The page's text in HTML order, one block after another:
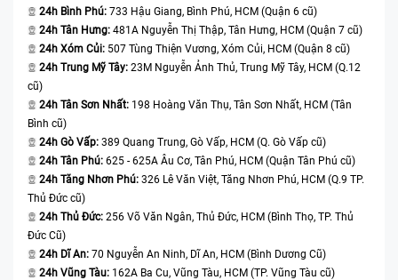
Biện pháp khắc phục tình trạng hỏng cảm ứng iPad Pro
12.9 2020 WiFi tại nhà
Trước khi mang máy đến trung tâm sửa chữa, bạn có
thể thử các biện pháp khắc phục tình trạng hỏng cảm
ứng như sau:
Khởi động lại iPad:Biện pháp tắt nguồn và mở lại
máy chỉ là thao tác đơn giản, nhưng đôi khi lại khắc
phục được nhiều lỗi trên thiết bị. Khi khởi động lại
máy, iPad sẽ khởi chạy lại toàn bộ các chương trình
hệ điều hành và phần mềm, vì vậy lỗi cảm ứng có
thể cũng được khắc phục.
24h Bình Phú: 733 Hậu Giang, Bình Phú, HCM (Quận 6 cũ)
24h Tân Hưng: 481A Nguyễn Thị Thập, Tân Hưng, HCM (Quận 7 cũ)
24h Xóm Củi: 507 Tùng Thiện Vương, Xóm Củi, HCM (Quận 8 cũ)
24h Trung Mỹ Tây: 23M Nguyễn Ảnh Thủ, Trung Mỹ Tây, HCM (Q.12
cũ)
24h Tân Sơn Nhất: 198 Hoàng Văn Thụ, Tân Sơn Nhất, HCM (Tân
Bình cũ)
24h Gò Vấp: 389 Quang Trung, Gò Vấp, HCM (Q. Gò Vấp cũ)
24h Tân Phú: 625 - 625A Âu Cơ, Tân Phú, HCM (Quận Tân Phú cũ)
24h Tăng Nhơn Phú: 326 Lê Văn Việt, Tăng Nhơn Phú, HCM (Q.9 TP.
Thủ Đức cũ)
24h Thủ Đức: 256 Võ Văn Ngân, Thủ Đức, HCM (Bình Thọ, TP. Thủ
Đức Cũ)
24h Dĩ An: 70 Nguyễn An Ninh, Dĩ An, HCM (Bình Dương Cũ)
24h Vũng Tàu: 162A Ba Cu, Vũng Tàu, HCM (TP. Vũng Tàu cũ)